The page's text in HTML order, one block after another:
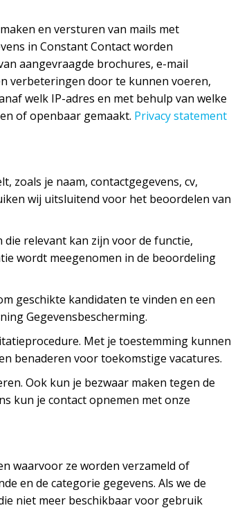
en versturen van mails met
in Constant Contact worden
aangevraagde brochures, e-mail
verbeteringen door te kunnen voeren,
welk IP-adres en met behulp van welke
of openbaar gemaakt. Privacy statement
zoals je naam, contactgegevens, cv,
wij uitsluitend voor het beoordelen van
relevant kan zijn voor de functie,
wordt meegenomen in de beoordeling
geschikte kandidaten te vinden en een
Gegevensbescherming.
Met je toestemming kunnen
benaderen voor toekomstige vacatures.
Ook kun je bezwaar maken tegen de
kun je contact opnemen met onze
waarvoor ze worden verzameld of
en de categorie gegevens. Als we de
niet meer beschikbaar voor gebruik